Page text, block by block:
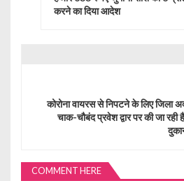
करने का दिया आदेश
कोरोना वायरस से निपटने के लिए जिला
चाक-चौबंद प्रवेश द्वार पर की जा रही
COMMENT HERE